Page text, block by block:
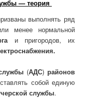
— теория
выполнять ряд
менее нормальной
и пригородов, их
(АДС) районов
собой единую
службы.